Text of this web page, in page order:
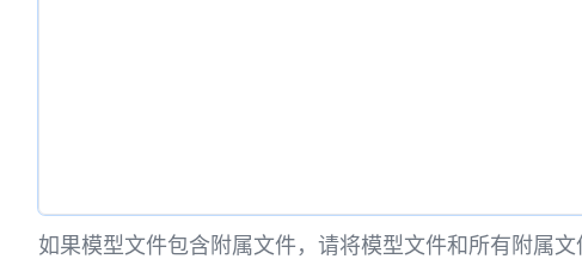
如果模型文件包含附属文件，请将模型文件和所有附属文